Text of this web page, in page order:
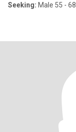
Seeking: Male 55 - 68